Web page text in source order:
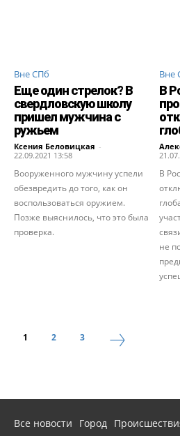
Вне СПб
Еще один стрелок? В
свердловскую школу
пришел мужчина с
ружьем
Ксения Беловицкая -
22.09.2021 13:58
Вооруженного мужчину успели
обезвредить до того, как он
воспользоваться оружием.
Позже выяснилось, что это была
проверка.
Вне
В
В
не
1 2 3
Все новости Город